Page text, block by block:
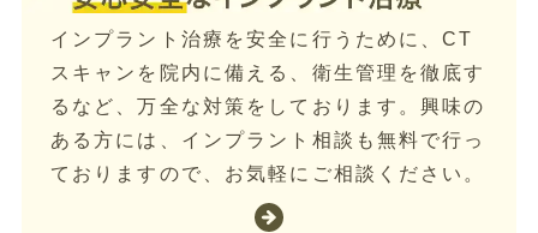
インプラント治療を安全に行うために、CT
スキャンを院内に備える、衛生管理を徹底す
るなど、万全な対策をしております。興味の
ある方には、インプラント相談も無料で行っ
ておりますので、お気軽にご相談ください。